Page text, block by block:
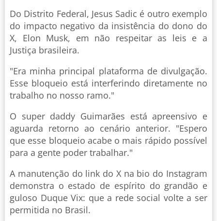
Do Distrito Federal, Jesus Sadic é outro exemplo
do impacto negativo da insistência do dono do
X, Elon Musk, em não respeitar as leis e a
Justiça brasileira.
"Era minha principal plataforma de divulgação.
Esse bloqueio está interferindo diretamente no
trabalho no nosso ramo."
O super daddy Guimarães está apreensivo e
aguarda retorno ao cenário anterior. "Espero
que esse bloqueio acabe o mais rápido possível
para a gente poder trabalhar."
A manutenção do link do X na bio do Instagram
demonstra o estado de espírito do grandão e
guloso Duque Vix: que a rede social volte a ser
permitida no Brasil.